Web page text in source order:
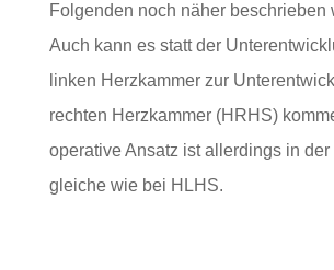
Folgenden noch näher beschrieben
Auch kann es statt der
linken Herzkammer zur
rechten Herzkammer (HRHS)
operative Ansatz ist allerdings in
gleiche wie bei HLHS.